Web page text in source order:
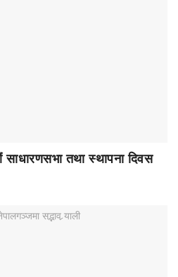
तथा स्थापना दिवस